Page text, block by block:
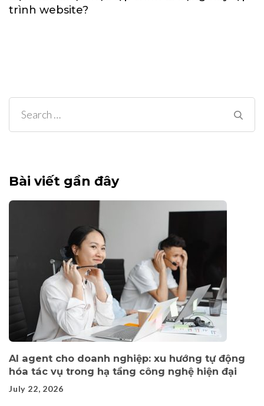
trình website?
Search
for:
Bài viết gần đây
AI agent cho doanh nghiệp: xu hướng tự động
hóa tác vụ trong hạ tầng công nghệ hiện đại
July 22, 2026